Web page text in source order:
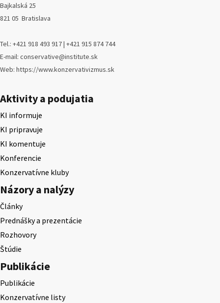
Bajkalská 25
821 05 Bratislava
Tel.: +421 918 493 917 | +421 915 874 744
E-mail: conservative@institute.sk
Web: https://www.konzervativizmus.sk
Aktivity a podujatia
KI informuje
KI pripravuje
KI komentuje
Konferencie
Konzervatívne kluby
Názory a nalýzy
Články
Prednášky a prezentácie
Rozhovory
Štúdie
Publikácie
Publikácie
Konzervatívne listy